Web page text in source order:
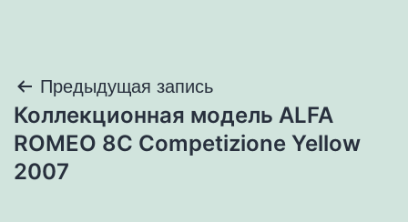
Навигация
по
записям
Предыдущая запись
Коллекционная модель ALFA
ROMEO 8C Competizione Yellow
2007